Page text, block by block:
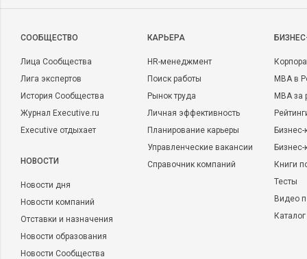
CООБЩЕСТВО
Лица Сообщества
Лига экспертов
История Сообщества
Журнал Executive.ru
Executive отдыхает
НОВОСТИ
Новости дня
Новости компаний
Отставки и назначения
Новости образования
Новости Сообщества
КАРЬЕРА
HR-менеджмент
Поиск работы
Рынок труда
Личная эффективность
Планирование карьеры
Управленческие вакансии
Справочник компаний
MBA в
MBA
Бизнес-
Книги
Тесты
Видео